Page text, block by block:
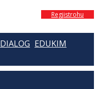
Regjistrohu
DIALOG EDUKIM